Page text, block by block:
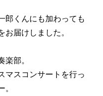
郎くんにも加わっても
お届けしました。
楽部。
マスコンサートを行っ
。